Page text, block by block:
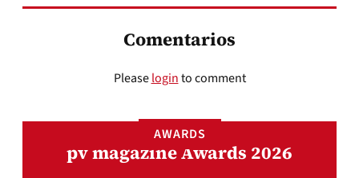
Comentarios
Pleaseloginto comment
AWARDS
pv magazine Awards 2026